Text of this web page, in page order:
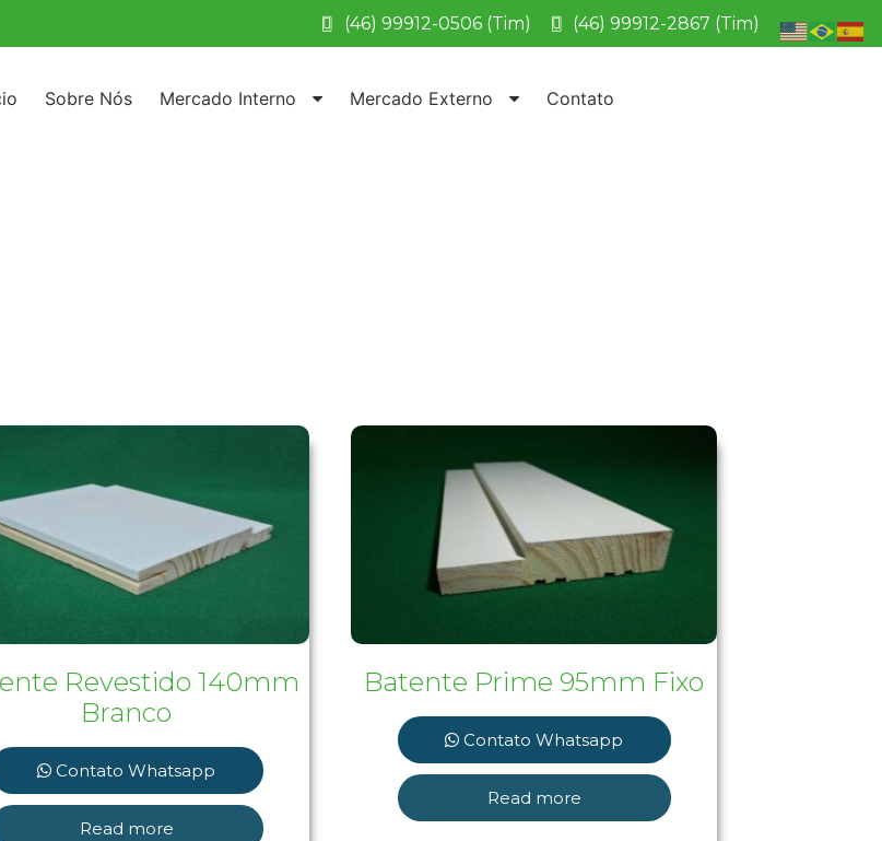
(46) 99912-0506 (Tim) (46) 99912-2867 (Tim)
Sobre Nós Mercado Interno Mercado Externo Contato
Revestido 140mm
Branco
Contato Whatsapp
Read more
Batente Prime 95mm Fixo
Contato Whatsapp
Read more